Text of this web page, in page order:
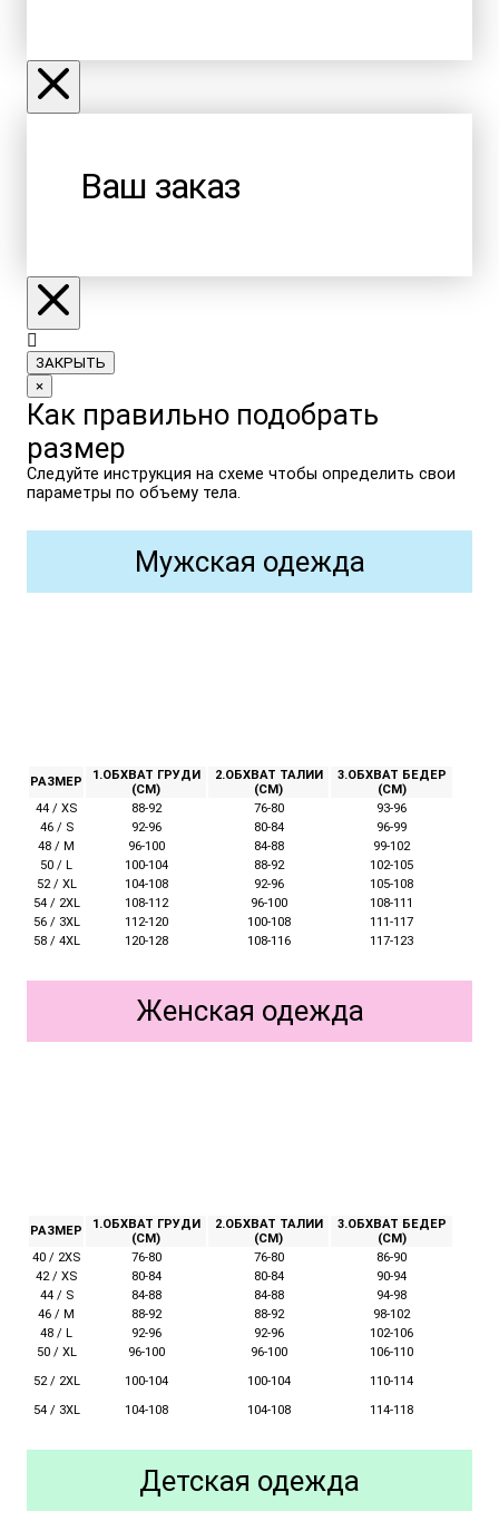
Ваш заказ
ЗАКРЫТЬ
×
Как правильно подобрать
размер
Следуйте инструкция на схеме чтобы определить свои
параметры по объему тела.
Мужская одежда
РАЗМЕР
1.ОБХВАТ ГРУДИ
(СМ)
2.ОБХВАТ ТАЛИИ
(СМ)
3.ОБХВАТ БЕДЕР
(СМ)
44 / XS
88-92 76-80
93-96
46 / S
92-96 80-84
96-99
48 / M
96-100 84-88
99-102
50 / L
100-104 88-92
102-105
52 / XL
104-108 92-96
105-108
54 / 2XL
108-112 96-100
108-111
56 / 3XL
112-120 100-108
111-117
58 / 4XL
120-128 108-116 117-123
Женская одежда
РАЗМЕР
1.ОБХВАТ ГРУДИ
(СМ)
2.ОБХВАТ ТАЛИИ
(СМ)
3.ОБХВАТ БЕДЕР
(СМ)
40 / 2XS
76-80 76-80
86-90
42 / XS
80-84 80-84
90-94
44 / S
84-88 84-88
94-98
46 / M
88-92 88-92
98-102
48 / L
92-96 92-96
102-106
50 / XL
96-100 96-100
106-110
52 / 2XL
100-104 100-104
110-114
54 / 3XL
104-108 104-108 114-118
Детская одежда